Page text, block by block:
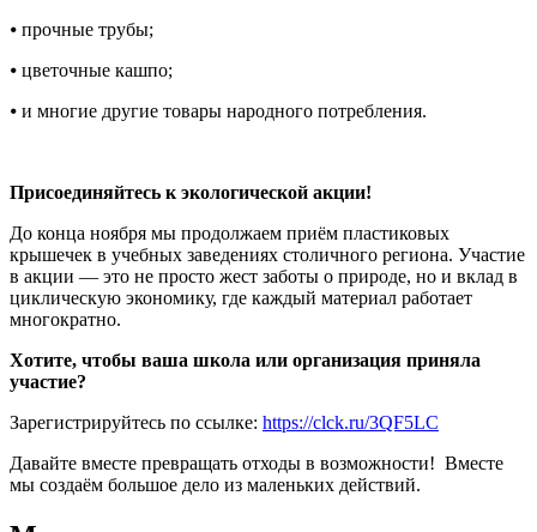
⦁ прочные трубы;
⦁ цветочные кашпо;
⦁ и многие другие товары народного потребления.
Присоединяйтесь к экологической акции!
До конца ноября мы продолжаем приём пластиковых
крышечек в учебных заведениях столичного региона. Участие
в акции — это не просто жест заботы о природе, но и вклад в
циклическую экономику, где каждый материал работает
многократно.
Хотите, чтобы ваша школа или организация приняла
участие?
Зарегистрируйтесь по ссылке: https://clck.ru/3QF5LC
Давайте вместе превращать отходы в возможности! Вместе
мы создаём большое дело из маленьких действий.